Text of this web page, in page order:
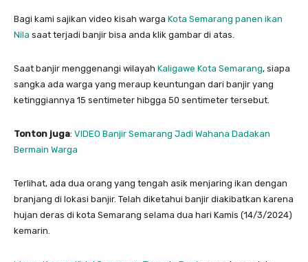
Bagi kami sajikan video kisah warga Kota Semarang panen ikan
Nila saat terjadi banjir bisa anda klik gambar di atas.
Saat banjir menggenangi wilayah Kaligawe Kota Semarang, siapa
sangka ada warga yang meraup keuntungan dari banjir yang
ketinggiannya 15 sentimeter hibgga 50 sentimeter tersebut.
Tonton juga: VIDEO Banjir Semarang Jadi Wahana Dadakan
Bermain Warga
Terlihat, ada dua orang yang tengah asik menjaring ikan dengan
branjang di lokasi banjir. Telah diketahui banjir diakibatkan karena
hujan deras di kota Semarang selama dua hari Kamis (14/3/2024)
kemarin.